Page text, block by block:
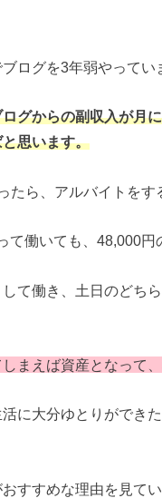
ログを3年弱やってい
グからの副収入が月
思います。
たら、アルバイトをす
働いても、48,000円
て働き、土日のどち
まえば資産となって
に大分ゆとりができ
すすめな理由を見てい